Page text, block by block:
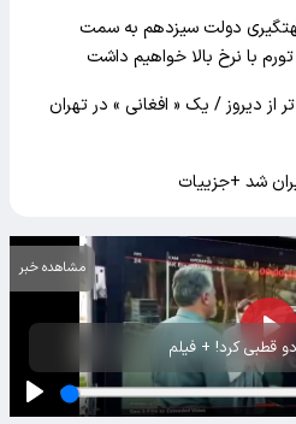
دولت سیزدهم به سمت
از دیروز / یک « افغانی » در تهران
شد +جزییات
قطبی کرد! + فیلم
مشاهده خبر